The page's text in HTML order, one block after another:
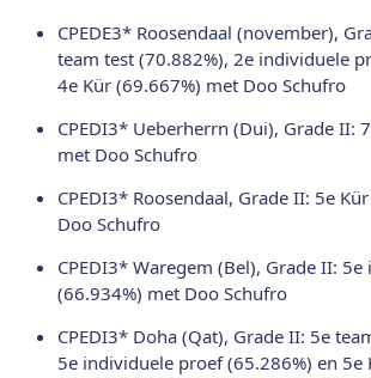
CPEDE3* Roosendaal (november),
team test (70.882%), 2e individuele
4e Kür (69.667%) met Doo Schufro
CPEDI3* Ueberherrn (Dui), Grade II:
met Doo Schufro
CPEDI3* Roosendaal, Grade II: 5e
Doo Schufro
CPEDI3* Waregem (Bel), Grade II:
(66.934%) met Doo Schufro
CPEDI3* Doha (Qat), Grade II: 5e
5e individuele proef (65.286%) en 5e